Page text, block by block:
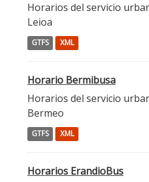
Horarios del servicio
Leioa
GTFS XML
Horario Bermibusa
Horarios del servicio
Bermeo
GTFS XML
Horarios ErandioBus